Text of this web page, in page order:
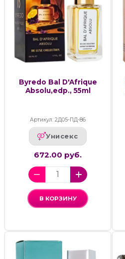
Byredo Bal D'Afrique
Absolu,edp., 55ml
Артикул: 2Д05-ПД-86
Унисекс
672.00 руб.
В КОРЗИНУ